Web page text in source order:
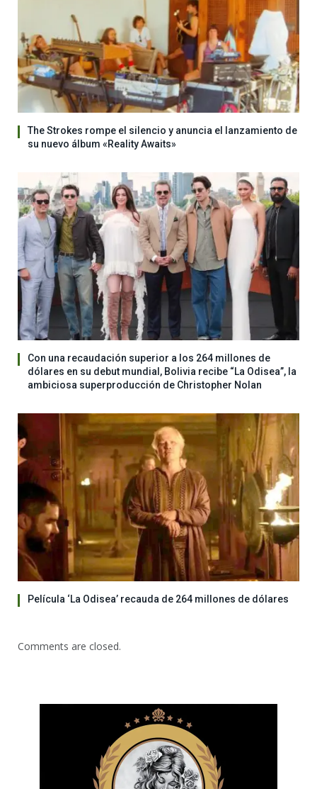
The Strokes rompe el silencio y anuncia el lanzamiento de
su nuevo álbum «Reality Awaits»
Con una recaudación superior a los 264 millones de
dólares en su debut mundial, Bolivia recibe “La Odisea”, la
ambiciosa superproducción de Christopher Nolan
Película ‘La Odisea’ recauda de 264 millones de dólares
Comments are closed.